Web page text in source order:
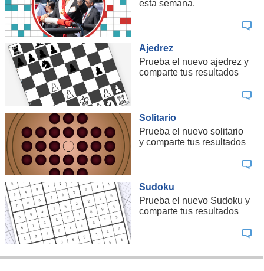
esta semana.
Ajedrez
Prueba el nuevo ajedrez y
comparte tus resultados
Solitario
Prueba el nuevo solitario
y comparte tus resultados
Sudoku
Prueba el nuevo Sudoku y
comparte tus resultados